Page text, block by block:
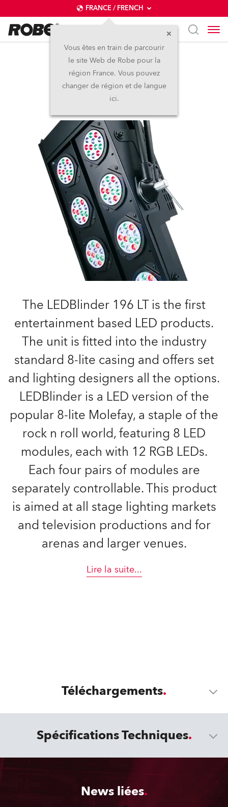
FRANCE / FRENCH
Vous êtes en train de parcourir
le site Web de Robe pour la
région France. Vous pouvez
changer de région et de langue
ici.
LEDBlinder 196 LT
Arrêté
The LEDBlinder 196 LT is the first
entertainment based LED products.
The unit is fitted into the industry
standard 8-lite casing and offers set
and lighting designers all the options.
LEDBlinder is a LED version of the
popular 8-lite Molefay, a staple of the
rock n roll world, featuring 8 LED
modules, each with 12 RGB LEDs.
Each four pairs of modules are
separately controllable. This product
is aimed at all stage lighting markets
and television productions and for
arenas and larger venues.
Lire la suite...
Téléchargements
Spécifications Techniques
News liées